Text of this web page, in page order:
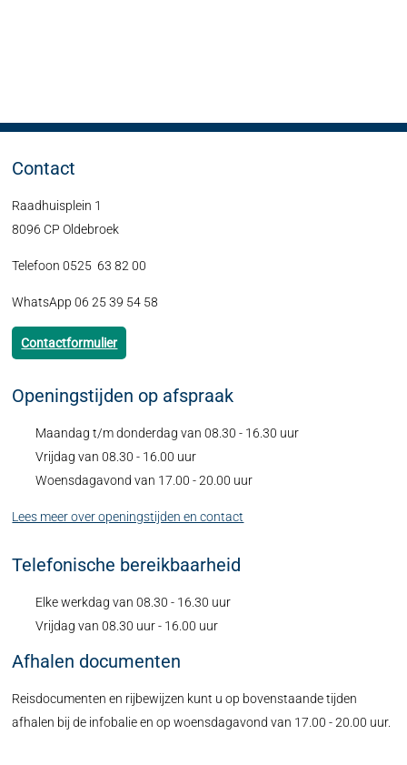
Contact
Raadhuisplein 1
8096 CP Oldebroek
Telefoon 0525 63 82 00
WhatsApp 06 25 39 54 58
Contactformulier
Openingstijden op afspraak
Maandag t/m donderdag van 08.30 - 16.30 uur
Vrijdag van 08.30 - 16.00 uur
Woensdagavond van 17.00 - 20.00 uur
Lees meer over openingstijden en contact
Telefonische bereikbaarheid
Elke werkdag van 08.30 - 16.30 uur
Vrijdag van 08.30 uur - 16.00 uur
Afhalen documenten
Reisdocumenten en rijbewijzen kunt u op bovenstaande tijden
afhalen bij de infobalie en op woensdagavond van 17.00 - 20.00 uur.